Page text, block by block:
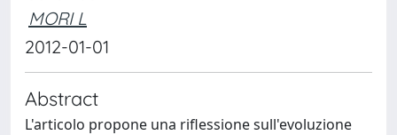
MORI L
2012-01-01
Abstract
L'articolo propone una riflessione sull'evoluzione